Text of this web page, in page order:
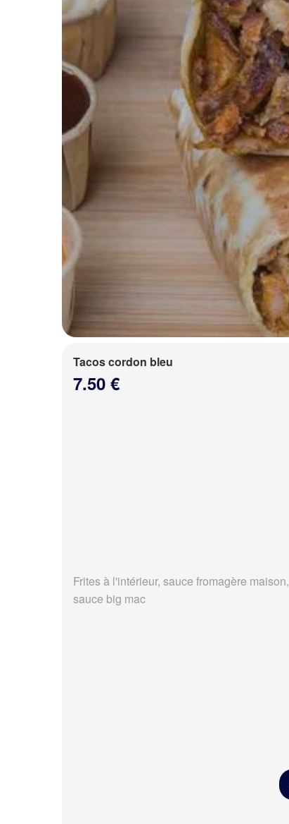
Tacos cordon bleu
7.50 €
Frites à l'intérieur, sauce fromagère maison,
sauce big mac